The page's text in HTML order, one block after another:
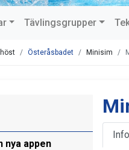
Tävlingsgrupper
Österåsbadet Minisim
nya appen